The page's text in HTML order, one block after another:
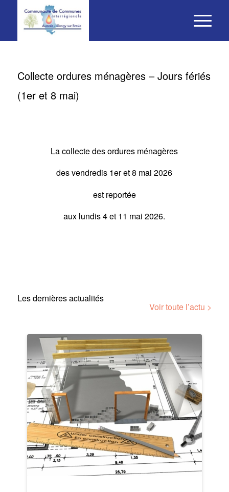
Collecte ordures ménagères – Jours fériés
(1er et 8 mai)
La collecte des ordures ménagères
des vendredis 1er et 8 mai 2026
est reportée
aux lundis 4 et 11 mai 2026.
Les dernières actualités
Voir toute l’actu >